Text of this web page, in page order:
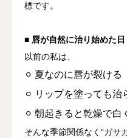
標です。
■ 唇が自然に治り始めた日
以前の私は、
⚪︎ 夏なのに唇が裂ける
⚪︎ リップを塗っても治
⚪︎ 朝起きると乾燥で白
そんな季節関係なく“ガサ